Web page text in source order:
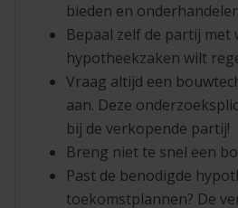
bieden en
Bepaal zelf de partij met
hypotheekzaken wilt
Vraag altijd een
aan. Deze
bij de verkopende partij!
Breng niet te snel een
Past de benodigde
toekomstplannen? De